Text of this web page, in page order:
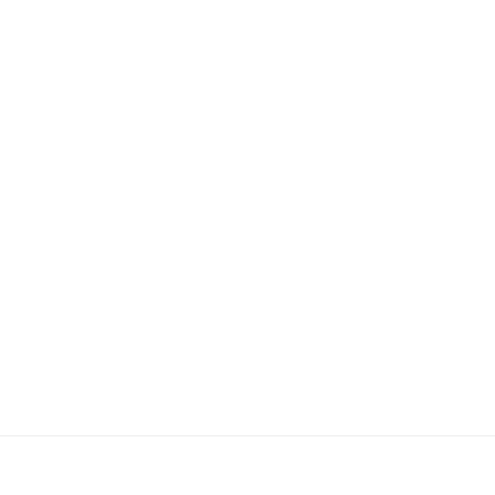
AANVULLENDE ZORGVERZEKERING 2018